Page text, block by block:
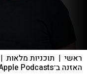
ראשי | תוכניות מלאות |
האזנה ב־Apple Podcasts